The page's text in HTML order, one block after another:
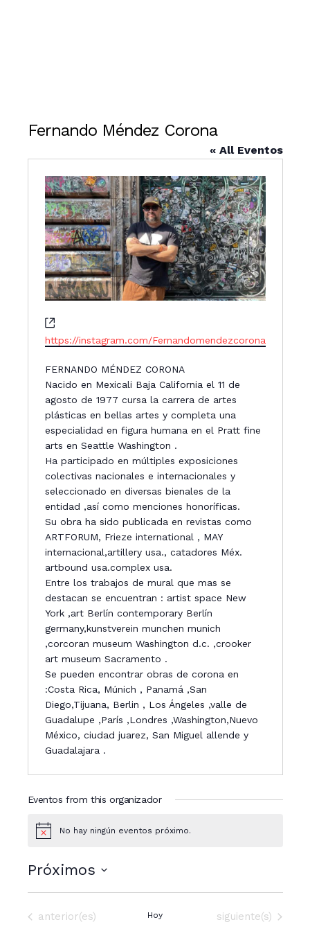
Fernando Méndez Corona
« All Eventos
e
s
i
t
e
https://instagram.com/Fernandomendezcorona
FERNANDO MÉNDEZ CORONA
Nacido en Mexicali Baja California el 11 de
agosto de 1977 cursa la carrera de artes
plásticas en bellas artes y completa una
especialidad en figura humana en el Pratt fine
arts en Seattle Washington .
Ha participado en múltiples exposiciones
colectivas nacionales e internacionales y
seleccionado en diversas bienales de la
entidad ,así como menciones honoríficas.
Su obra ha sido publicada en revistas como
ARTFORUM, Frieze international , MAY
internacional,artillery usa., catadores Méx.
artbound usa.complex usa.
Entre los trabajos de mural que mas se
destacan se encuentran : artist space New
York ,art Berlín contemporary Berlín
germany,kunstverein munchen munich
,corcoran museum Washington d.c. ,crooker
art museum Sacramento .
Se pueden encontrar obras de corona en
:Costa Rica, Múnich , Panamá ,San
Diego,Tijuana, Berlin , Los Ángeles ,valle de
Guadalupe ,París ,Londres ,Washington,Nuevo
México, ciudad juarez, San Miguel allende y
Guadalajara .
Eventos from this organizador
i
e
No hay ningún eventos próximo.
Próximos
l
Eventos
anterior(es) Hoy Eventos
siguiente(s)